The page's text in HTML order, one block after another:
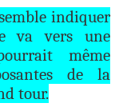
indiquer
va vers une
même
de la
tour.